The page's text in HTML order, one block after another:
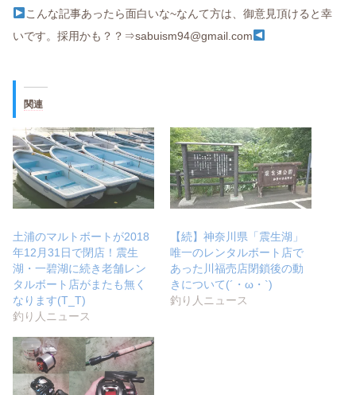
こんな記事あったら面白いな~なんて方は、御意見頂けると幸
いです。採用かも？？⇒sabuism94@gmail.com
関連
土浦のマルトボートが2018
年12月31日で閉店！震生
湖・一碧湖に続き老舗レン
タルボート店がまたも無く
なります(T_T)
釣り人ニュース
【続】神奈川県「震生湖」
唯一のレンタルボート店で
あった川福売店閉鎖後の動
きについて(´・ω・`)
釣り人ニュース